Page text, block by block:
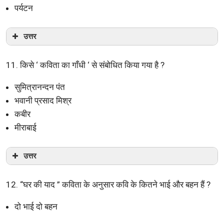
पर्यटन
उत्तर
11. किसे ‘ कविता का गाँधी ‘ से संबोधित किया गया है ?
सुमित्रानन्दन पंत
भवानी प्रसाद मिश्र
कबीर
मीराबाई
उत्तर
12. “घर की याद ” कविता के अनुसार कवि के कितने भाई और बहन हैं ?
दो भाई दो बहन